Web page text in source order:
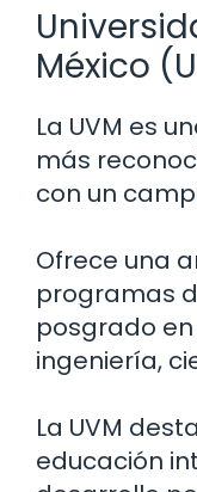
México
La UVM es
más
con un
Ofrece una
programas
posgrado
ingeniería,
La UVM
educación